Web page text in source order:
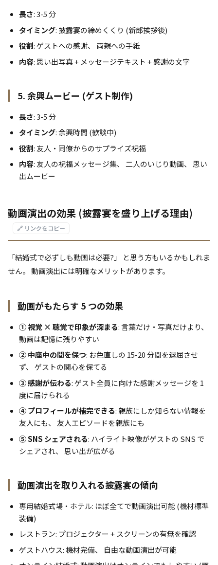
長さ: 3-5 分
タイミング: 披露宴の締めくくり (新郎挨拶後)
役割: ゲストへの感謝、 両親への手紙
内容: 思い出写真 + メッセージテキスト + 感謝の文字
5. 余興ムービー (ゲスト制作)
長さ: 3-5 分
タイミング: 余興時間 (歓談中)
役割: 友人・同僚からのサプライズ祝福
内容: 友人の祝福メッセージ集、 二人のいじり動画、 思い
出ムービー
動画演出の効果 (披露宴を盛り上げる理由)
🔗 リンクをコピー
「結婚式で必ずしも動画は必要?」 と思う方もいるかもしれま
せん。 動画演出には明確なメリットがあります。
動画がもたらす 5 つの効果
① 視覚 × 聴覚で印象が深まる: 言葉だけ・写真だけより、
動画は記憶に残りやすい
② 中座中の間を保つ: お色直しの 15-20 分間を退屈させ
ず、 ゲストの関心を保てる
③ 感謝が伝わる: ゲスト全員に向けた感謝メッセージを 1
度に届けられる
④ プロフィールが補完できる: 親族にしか知らない情報を
友人にも、 友人エピソードを親族にも
⑤ SNS シェアされる: ハイライト映像がゲストの SNS で
シェアされ、 思い出が広がる
動画演出を取り入れる披露宴の傾向
専用結婚式場・ホテル: ほぼ全てで動画演出可能 (機材標準
装備)
レストラン: プロジェクター + スクリーンの有無を確認
ゲストハウス: 機材完備、 自由な動画演出が可能